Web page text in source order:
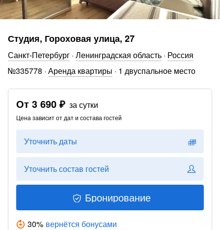
Студия, Гороховая улица, 27
Санкт-Петербург · Ленинградская область · Россия
№335778 · Аренда квартиры · 1 двуспальное место
От 3 690 ₽ за сутки
Цена зависит от дат и состава гостей
Уточнить даты
Уточнить состав гостей
Бронирование
30% вернётся бонусами